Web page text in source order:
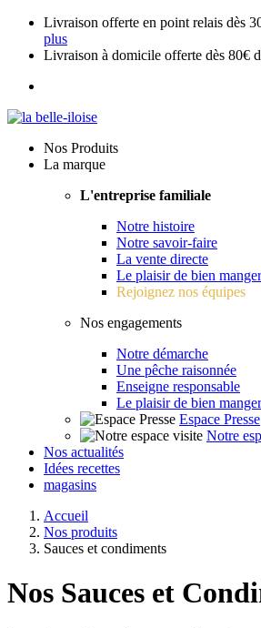
Livraison offerte en point relais dès
plus
Livraison à domicile offerte dès 80€
Nos Produits
La marque
L'entreprise familiale
Notre histoire
Notre savoir-faire
La vente directe
Le plaisir de bien manger
Rejoignez nos équipes
Nos engagements
Notre démarche
Une pêche raisonnée
Enseigne responsable
Le plaisir de bien manger
Espace Presse
Notre
Nos actualités
Idées recettes
magasins
Accueil
Nos produits
Sauces et condiments
Nos Sauces et